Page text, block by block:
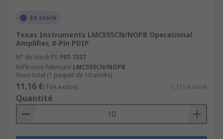
En stock
Texas Instruments LMC555CN/NOPB Operational
Amplifier, 8-Pin PDIP
N° de stock RS 197-7337
Référence fabricant LMC555CN/NOPB
Sous-total (1 paquet de 10 unités)
11,16 €(TVA exclue) 1,116 €/unité
Quantité